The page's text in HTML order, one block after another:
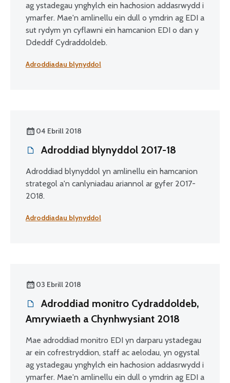
ag ystadegau ynghylch ein hachosion addasrwydd i
ymarfer. Mae'n amlinellu ein dull o ymdrin ag EDI a
sut rydym yn cyflawni ein hamcanion EDI o dan y
Ddeddf Cydraddoldeb.
Adroddiadau blynyddol
04 Ebrill 2018
Adroddiad blynyddol 2017-18
Adroddiad blynyddol yn amlinellu ein hamcanion
strategol a'n canlyniadau ariannol ar gyfer 2017-
2018.
Adroddiadau blynyddol
03 Ebrill 2018
Adroddiad monitro Cydraddoldeb,
Amrywiaeth a Chynhwysiant 2018
Mae adroddiad monitro EDI yn darparu ystadegau
ar ein cofrestryddion, staff ac aelodau, yn ogystal
ag ystadegau ynghylch ein hachosion addasrwydd i
ymarfer. Mae'n amlinellu ein dull o ymdrin ag EDI a